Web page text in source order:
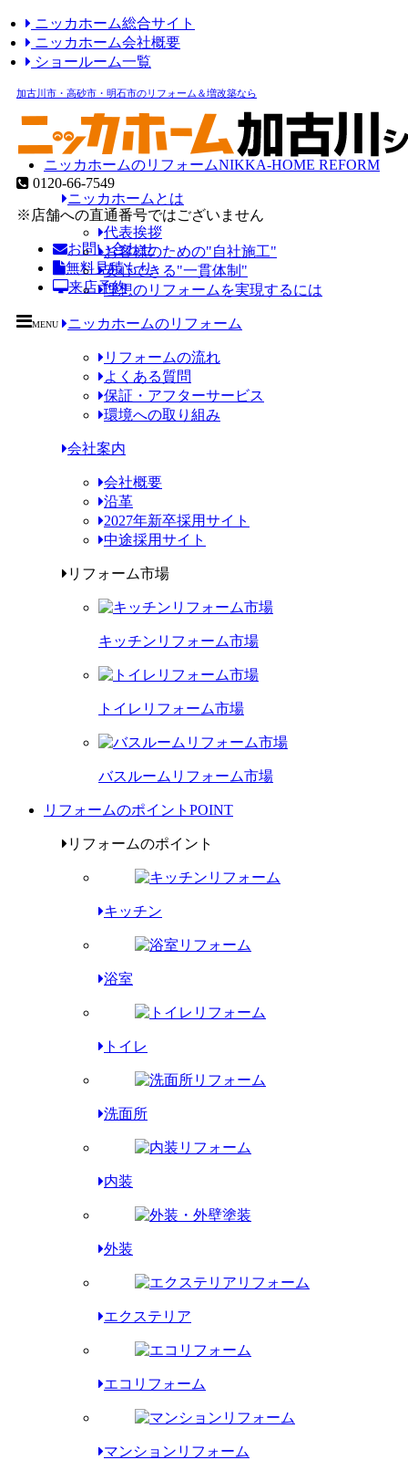
ニッカホーム総合サイト
ニッカホーム会社概要
ショールーム一覧
加古川市・高砂市・明石市のリフォーム＆増改築なら
0120-66-7549
※店舗への直通番号ではございません
お問い合わせ
無料見積もり
来店予約
MENU
ニッカホームのリフォームNIKKA-HOME REFORM
ニッカホームとは
代表挨拶
お客様のための"自社施工"
安心できる"一貫体制"
理想のリフォームを実現するには
ニッカホームのリフォーム
リフォームの流れ
よくある質問
保証・アフターサービス
環境への取り組み
会社案内
会社概要
沿革
2027年新卒採用サイト
中途採用サイト
リフォーム市場
キッチンリフォーム市場
トイレリフォーム市場
バスルームリフォーム市場
リフォームのポイント POINT
リフォームのポイント
キッチン
浴室
トイレ
洗面所
内装
外装
エクステリア
エコリフォーム
マンションリフォーム